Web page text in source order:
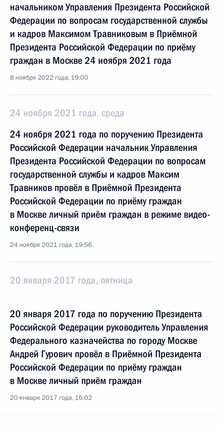
начальником Управления Президента Российской
Федерации по вопросам государственной службы
и кадров Максимом Травниковым в Приёмной
Президента Российской Федерации по приёму
граждан в Москве 24 ноября 2021 года
8 ноября 2022 года, 19:00
24 ноября 2021 года, среда
24 ноября 2021 года по поручению Президента
Российской Федерации начальник Управления
Президента Российской Федерации по вопросам
государственной службы и кадров Максим
Травников провёл в Приёмной Президента
Российской Федерации по приёму граждан
в Москве личный приём граждан в режиме видео-
конференц-связи
24 ноября 2021 года, 19:56
20 января 2017 года, пятница
20 января 2017 года по поручению Президента
Российской Федерации руководитель Управления
Федерального казначейства по городу Москве
Андрей Гурович провёл в Приёмной Президента
Российской Федерации по приёму граждан
в Москве личный приём граждан
20 января 2017 года, 16:02